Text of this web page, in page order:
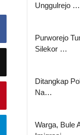
Unggulrejo …
Purworejo
Silekor …
Ditangkap
Na…
Warga, Bule